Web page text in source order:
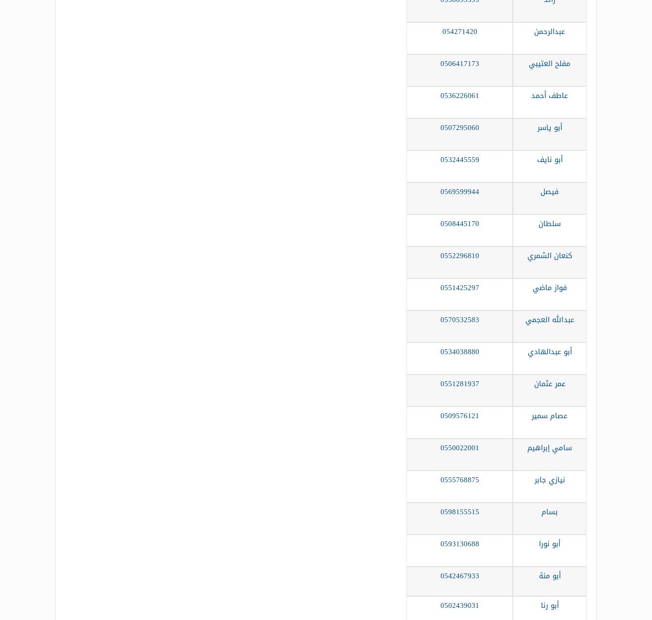
عبدالرحمن 054271420
مفلح العتيبي 0506417173
عاطف أحمد 0536226061
أبو ياسر 0507295060
أبو نايف 0532445559
فيصل 0569599944
سلطان 0508445170
كنعان الشمري 0552296810
فواز ماضي 0551425297
عبدالله العجمي 0570532583
أبو عبدالهادي 0534038880
عمر عثمان 0551281937
عصام سمير 0509576121
سامي إبراهيم 0550022001
نيازي جابر 0555768875
بسام 0598155515
أبو نورا 0593130688
أبو منة 0542467933
أبو رنا 0502439031